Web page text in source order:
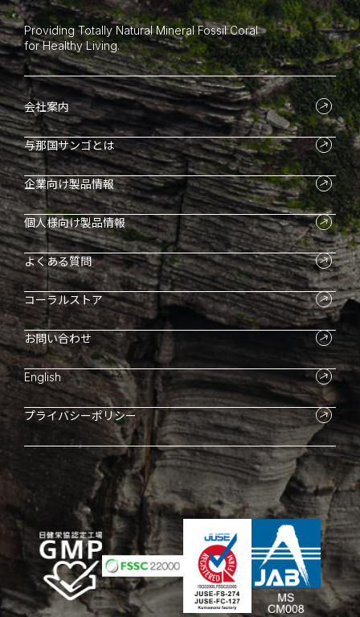
Providing Totally Natural Mineral Fossil Coral
for Healthy Living.
会社案内
与那国サンゴとは
企業向け製品情報
個人様向け製品情報
よくある質問
コーラルストア
お問い合わせ
English
プライバシーポリシー